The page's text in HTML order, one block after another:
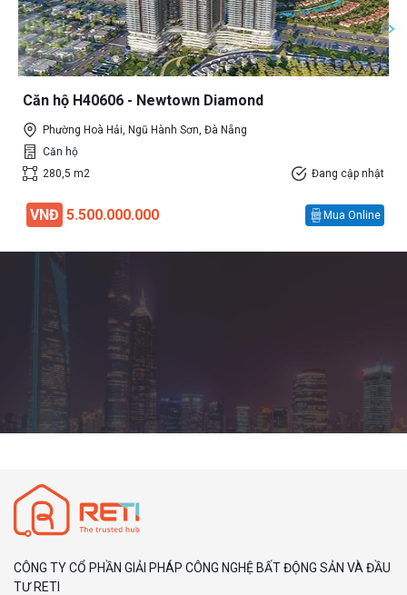
Căn hộ H40606 - Newtown Diamond
Phường Hoà Hải, Ngũ Hành Sơn, Đà Nẵng
Căn hộ
280,5 m2
Đang cập nhật
VNĐ 5.500.000.000 Mua Online
CÔNG TY CỔ PHẦN GIẢI PHÁP CÔNG NGHỆ BẤT ĐỘNG SẢN VÀ ĐẦU
TƯ RETI